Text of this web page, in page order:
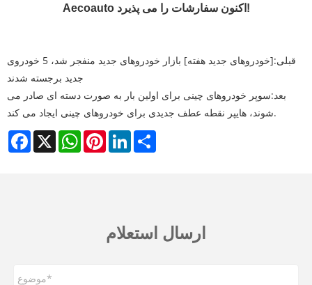
Aecoauto اکنون سفارشات را می پذیرد!
قبلی:
[خودروهای جدید هفته] بازار خودروهای جدید منفجر شد، 5 خودروی
جدید برجسته شدند
بعد:سوپر خودروهای چینی برای اولین بار به صورت دسته ای صادر می
شوند، هایپر نقطه عطف جدیدی برای خودروهای چینی ایجاد می کند.
Facebook
X WhatsAppPinterestLinkedIn
ارسال استعلام